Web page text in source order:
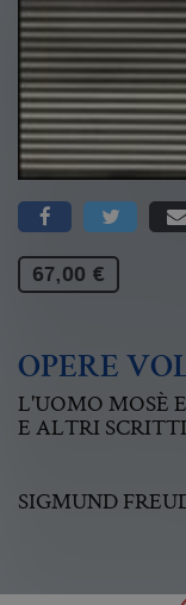
67,00 €
OPERE
L'UOMO MOSÈ
E ALTRI SCRITTI
SIGMUND